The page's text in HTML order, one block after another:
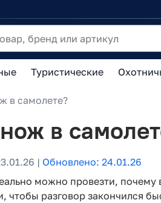
Туристические
в самолете?
в
| Обновлено: 24.01.26
можно провезти,
чтобы разговор закончился